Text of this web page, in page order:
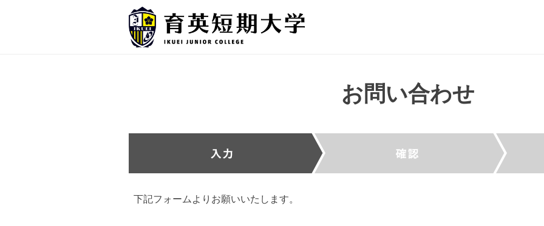
お問い合わせ
下記フォームよりお願いいたします。